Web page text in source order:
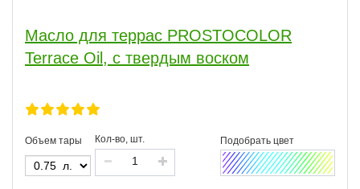
Масло для террас PROSTOCOLOR
Terrace Oil, с твердым воском
Объем тары Кол-во, шт.